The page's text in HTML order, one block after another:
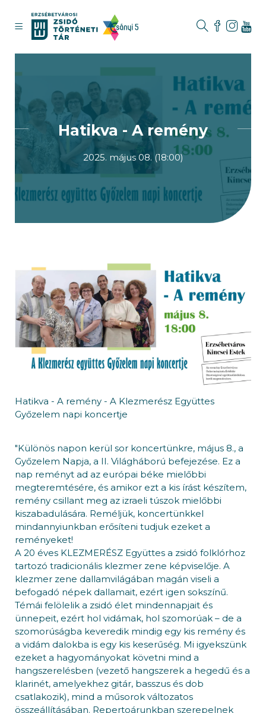
Hatikva - A remény
2025. május 08. (18:00)
Hatikva - A remény - A Klezmerész Együttes
Győzelem napi koncertje
"Különös napon kerül sor koncertünkre, május 8., a
Győzelem Napja, a II. Világháború befejezése. Ez a
nap reményt ad az európai béke mielőbbi
megteremtésére, és amikor ezt a kis írást készítem,
remény csillant meg az izraeli túszok mielőbbi
kiszabadulására. Reméljük, koncertünkkel
mindannyiunkban erősíteni tudjuk ezeket a
reményeket!
A 20 éves KLEZMERÉSZ Együttes a zsidó folklórhoz
tartozó tradicionális klezmer zene képviselője. A
klezmer zene dallamvilágában magán viseli a
befogadó népek dallamait, ezért igen sokszínű.
Témái felölelik a zsidó élet mindennapjait és
ünnepeit, ezért hol vidámak, hol szomorúak – de a
szomorúságba keveredik mindig egy kis remény és
a vidám dalokba is egy kis keserűség. Mi igyekszünk
ezeket a hagyományokat követni mind a
hangszerelésben (vezető hangszerek a hegedű és a
klarinét, amelyekhez gitár, basszus és dob
csatlakozik), mind a műsorok változatos
összeállításában. Repertoárunkban szerepelnek